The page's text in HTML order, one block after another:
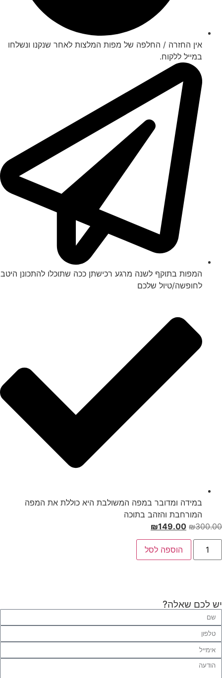
אין החזרה / החלפה של מפות המלצות לאחר שנקנו ונשלחו
במייל ללקוח.
המפות בתוקף לשנה מרגע רכישתן ככה שתוכלו להתכונן היטב
לחופשה/טיול שלכם
במידה ומדובר במפה המשולבת היא כוללת את המפה
המורחבת והזהב בתוכה
₪300.00
₪149.00
הוספה לסל
יש לכם שאלה?